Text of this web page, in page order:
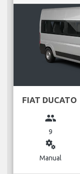
FIAT DUCATO
group
9
miscellaneous_services
Manual